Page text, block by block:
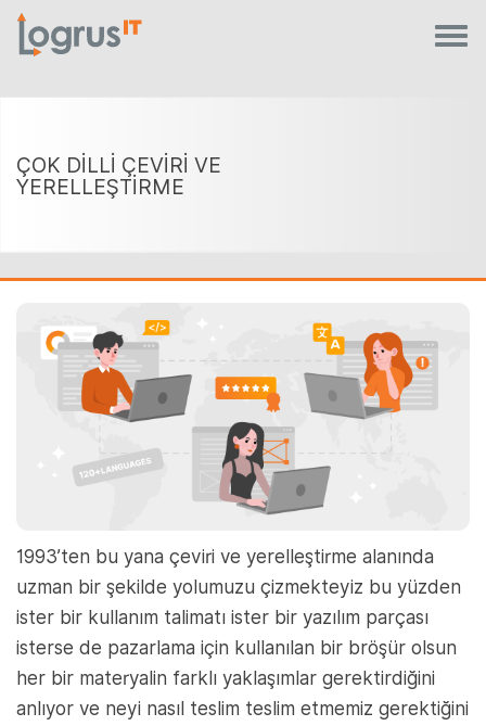
ÇOK DİLLİ ÇEVİRİ VE
YERELLEŞTİRME
1993’ten bu yana çeviri ve yerelleştirme alanında
uzman bir şekilde yolumuzu çizmekteyiz bu yüzden
ister bir kullanım talimatı ister bir yazılım parçası
isterse de pazarlama için kullanılan bir bröşür olsun
her bir materyalin farklı yaklaşımlar gerektirdiğini
anlıyor ve neyi nasıl teslim teslim etmemiz gerektiğini